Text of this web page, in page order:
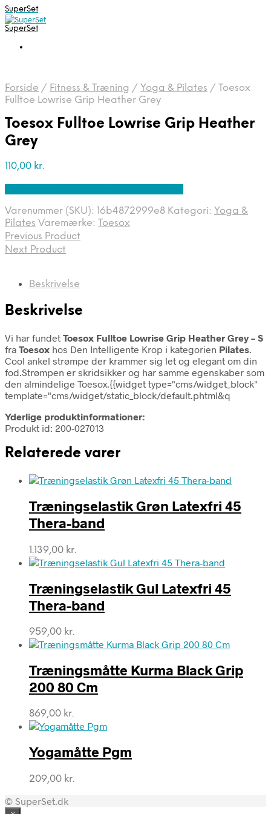
SuperSet
SuperSet
Forside / Fitness & Træning / Yoga & Pilates / Toesox
Fulltoe Lowrise Grip Heather Grey
Toesox Fulltoe Lowrise Grip Heather
Grey
110,00 kr.
Varenummer (SKU): 16b4872999e8 Kategori: Yoga &
Pilates Varemærke: Toesox
Previous Product
Next Product
Beskrivelse
Beskrivelse
Vi har fundet Toesox Fulltoe Lowrise Grip Heather Grey – S
fra Toesox hos Den Intelligente Krop i kategorien Pilates.
Cool ankel strømpe der krammer sig let og elegant om din
fod.Strømpen er skridsikker og har samme egenskaber som
den almindelige Toesox.{{widget type="cms/widget_block"
template="cms/widget/static_block/default.phtml&q
Yderlige produktinformationer:
Produkt id: 200-027013
Relaterede varer
Træningselastik Grøn Latexfri 45
Thera-band
1.139,00 kr.
Træningselastik Gul Latexfri 45
Thera-band
959,00 kr.
Træningsmåtte Kurma Black Grip
200 80 Cm
869,00 kr.
Yogamåtte Pgm
209,00 kr.
© SuperSet.dk